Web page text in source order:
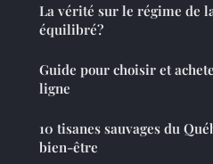
La vérité sur le régime de
équilibré?
Guide pour choisir et
ligne
10 tisanes sauvages du
bien-être